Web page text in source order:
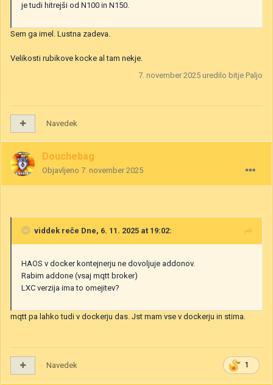
je tudi hitrejši od N100 in N150.
Sem ga imel. Lustna zadeva.
Velikosti rubikove kocke al tam nekje.
7. november 2025 uredilo bitje Paljo
Navedek
Douchebag
Objavljeno 7. november 2025
viddek reče Dne, 6. 11. 2025 at 19:02:
HAOS v docker kontejnerju ne dovoljuje addonov.
Rabim addone (vsaj mqtt broker)
LXC verzija ima to omejitev?
mqtt pa lahko tudi v dockerju das. Jst mam vse v dockerju in stima.
1
Navedek